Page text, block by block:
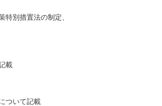
別措置法の制定、
載
ついて記載